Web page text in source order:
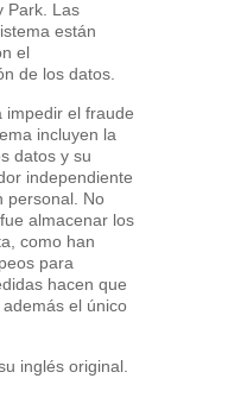
Park. Las
están
el
de los datos.
impedir el fraude
incluyen la
datos y su
independiente
personal. No
almacenar los
como han
para
hacen que
el único
su inglés original.